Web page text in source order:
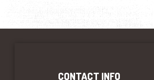
CONTACT INFO